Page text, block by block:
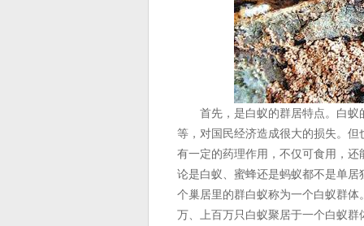
首先，是白蚁的群居特点。白蚁
等，对国民经济造成很大的损失。
有一定的药理作用，不仅可食用，
论是白蚁、蜜蜂还是蚂蚁都不是单
个巢居里的群白蚁称为一个白蚁群
万、上百万只白蚁聚居于一个白蚁群